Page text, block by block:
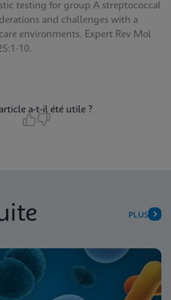
testing for group A streptococcal
and challenges with a
environments. Expert Rev Mol
10.
a-t-il été utile ?
PLUS